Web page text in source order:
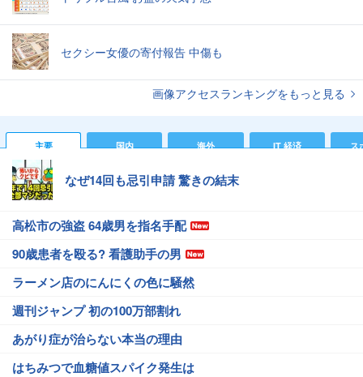
セクシー女優の寄付報告 中傷も
画像アクセスランキングをもっと見る
主要 国内 海外 IT 経済 ス
なぜ14回も忌引申請 驚きの結末
高松市の強盗 64歳男を指名手配
90歳患者を殴る? 看護助手の男
ラーメン店のにんにくの色に騒然
週刊ジャンプ 初の100万部割れ
あがり症が治らない本当の理由
はちみつで血糖値スパイク発生は